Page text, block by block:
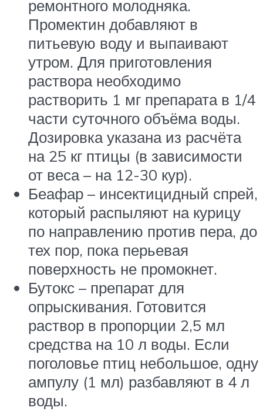
ремонтного молодняка.
Промектин добавляют в
питьевую воду и выпаивают
утром. Для приготовления
раствора необходимо
растворить 1 мг препарата в 1/4
части суточного объёма воды.
Дозировка указана из расчёта
на 25 кг птицы (в зависимости
от веса – на 12-30 кур).
Беафар – инсектицидный спрей,
который распыляют на курицу
по направлению против пера, до
тех пор, пока перьевая
поверхность не промокнет.
Бутокс – препарат для
опрыскивания. Готовится
раствор в пропорции 2,5 мл
средства на 10 л воды. Если
поголовье птиц небольшое, одну
ампулу (1 мл) разбавляют в 4 л
воды.